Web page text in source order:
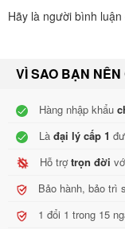
Hệ thống âm thanh
từ kim loại 19 tuổi,
này còn giúp chống
Công tắc nguồn, các
phần khoa học, vừa
mỹ
quan tổng thể.
Hãy là người bình luận
VÌ SAO BẠN
Hàng nhập khẩu
Là đại lý cấp 1
Hỗ trợtrọn đời
Bảo hành, bảo trì
1 đổi 1 trong 15